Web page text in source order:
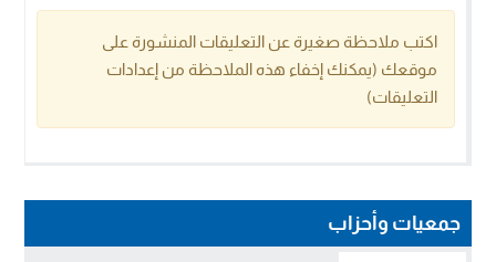
اكتب ملاحظة صغيرة عن التعليقات المنشورة على
موقعك (يمكنك إخفاء هذه الملاحظة من إعدادات
التعليقات)
جمعيات وأحزاب